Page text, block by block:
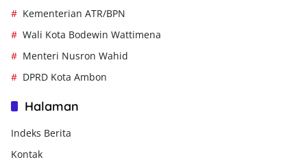
Kementerian ATR/BPN
Wali Kota Bodewin Wattimena
Menteri Nusron Wahid
DPRD Kota Ambon
Halaman
Indeks Berita
Kontak